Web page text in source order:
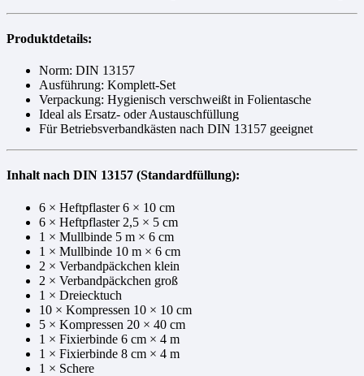
Produktdetails:
Norm: DIN 13157
Ausführung: Komplett-Set
Verpackung: Hygienisch verschweißt in Folientasche
Ideal als Ersatz- oder Austauschfüllung
Für Betriebsverbandkästen nach DIN 13157 geeignet
Inhalt nach DIN 13157 (Standardfüllung):
6 × Heftpflaster 6 × 10 cm
6 × Heftpflaster 2,5 × 5 cm
1 × Mullbinde 5 m × 6 cm
1 × Mullbinde 10 m × 6 cm
2 × Verbandpäckchen klein
2 × Verbandpäckchen groß
1 × Dreiecktuch
10 × Kompressen 10 × 10 cm
5 × Kompressen 20 × 40 cm
1 × Fixierbinde 6 cm × 4 m
1 × Fixierbinde 8 cm × 4 m
1 × Schere